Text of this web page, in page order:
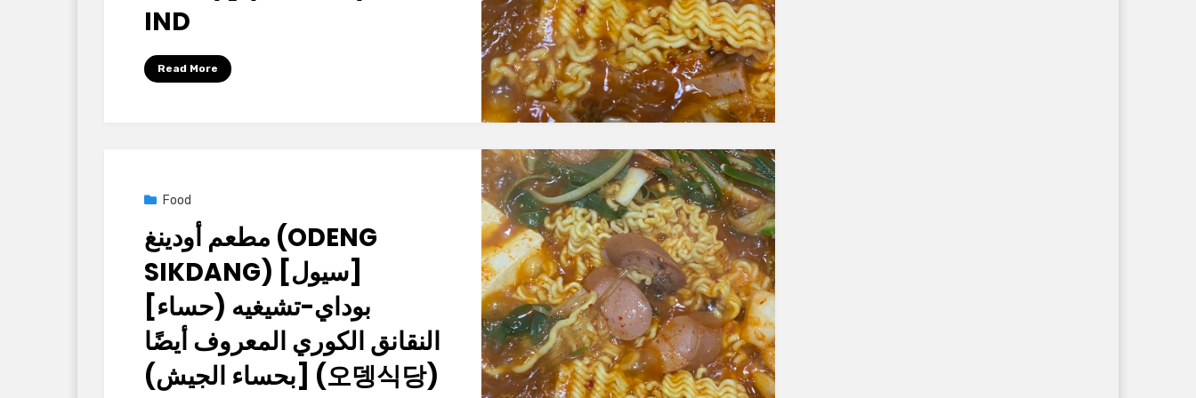
IND
byKorean Baton (大韓民國木棒)
Read More
Posted2025년 09월 25일
Food
مطعم أودينغ (ODENG
SIKDANG) [سيول]
[بوداي-تشيغيه (حساء
النقانق الكوري المعروف أيضًا
بحساء الجيش)] (오뎅식당)